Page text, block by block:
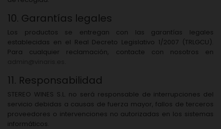
10. Garantías legales
Los productos se entregan con las garantías legales
establecidas en el Real Decreto Legislativo 1/2007 (TRLGCU).
Para cualquier reclamación, contacte con nosotros en
.
11. Responsabilidad
STEREO WINES S.L. no será responsable de interrupciones del
servicio debidas a causas de fuerza mayor, fallos de terceros
proveedores o intervenciones no autorizadas en los sistemas
informáticos.